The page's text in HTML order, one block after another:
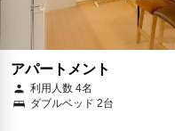
アパートメント
利用人数 4名
ダブルベッド 2台